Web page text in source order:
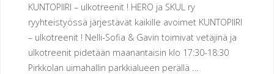
KUNTOPIIRI – ulkotreenit ! HERO ja SKUL ry
ryyhteistyössä järjestävät kaikille avoimet KUNTOPIIRI
– ulkotreenit ! Nelli-Sofia & Gavin toimivat vetäjinä ja
ulkotreenit pidetään maanantaisin klo 17:30-18:30
Pirkkolan uimahallin parkkialueen perällä …